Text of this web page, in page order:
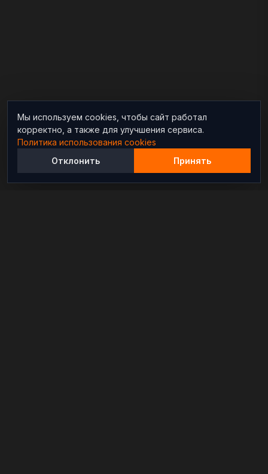
Мы используем cookies, чтобы сайт работал
корректно, а также для улучшения сервиса.
Политика использования cookies
Отклонить
Принять